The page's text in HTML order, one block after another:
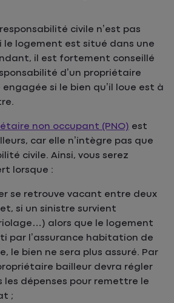
civile n’est pas
le logement est situé dans une
il est fortement conseillé
d’un propriétaire
si le bien qu’il loue est à
non occupant (PNO) est
car elle n’intègre pas que
civile. Ainsi, vous serez
lorsque :
se retrouve vacant entre deux
si un sinistre survient
alors que le logement
par l’assurance habitation de
le bien ne sera plus assuré. Par
bailleur devra régler
les dépenses pour remettre le
;